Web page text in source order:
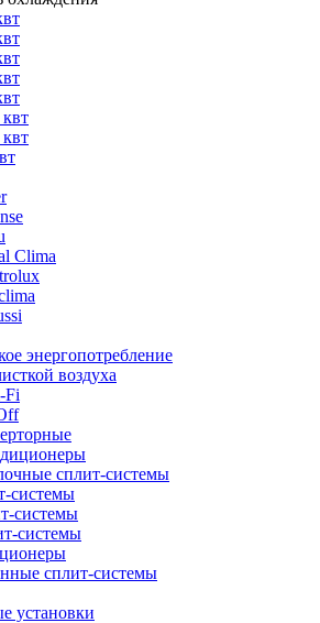
Clima
энергопотребление
воздуха
Fi
​сплит-системы
системы
системы
системы
сплит-системы
установки